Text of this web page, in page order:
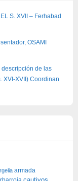
S. XVII – Ferhabad
OSAMI
descripción de las
XVI-XVII) Coordinan
armada